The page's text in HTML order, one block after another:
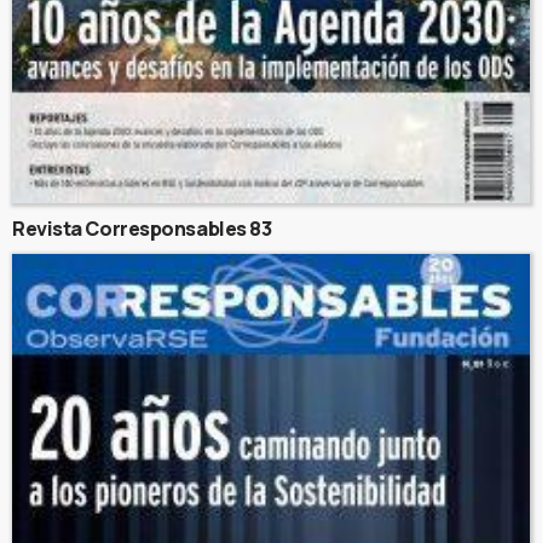
Revista Corresponsables 83